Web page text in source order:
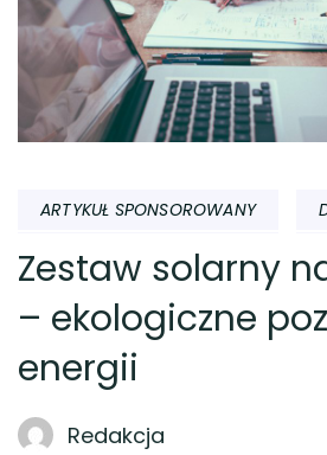
ARTYKUŁ SPONSOROWANY
Zestaw solarny
– ekologiczne
energii
Redakcja